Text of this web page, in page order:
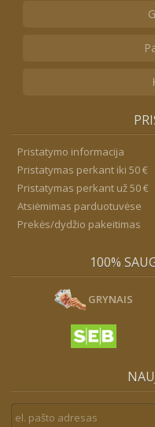
Pristatymo informacija
Pristatymas perkant iki 50 €
Pristatymas perkant už 50 €
Atsiėmimas parduotuvėse
Prekės/dydžio pakeitimas
100%
GRYNAIS